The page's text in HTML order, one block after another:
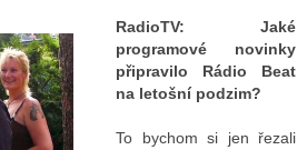
RadioTV:
Jaké
programové novinky
připravilo Rádio Beat
na letošní podzim?
To bychom si jen řezali